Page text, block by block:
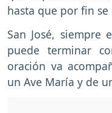
hasta que por fin se
San José, siempre
puede terminar
oración va
un Ave María y de